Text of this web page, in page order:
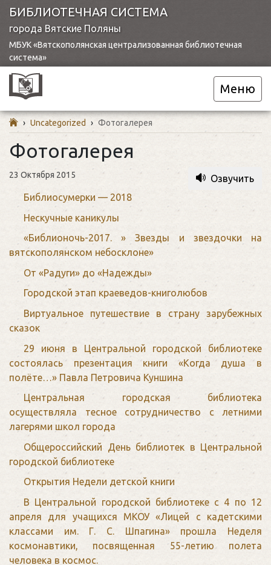
БИБЛИОТЕЧНАЯ СИСТЕМА
города Вятские Поляны
МБУК «Вятскополянская централизованная библиотечная
система»
Меню
› Uncategorized › Фотогалерея
Фотогалерея
23 Октября 2015
Озвучить
Библиосумерки — 2018
Нескучные каникулы
«Библионочь-2017. » Звезды и звездочки на
вятскополянском небосклоне»
От «Радуги» до «Надежды»
Городской этап краеведов-книголюбов
Виртуальное путешествие в страну зарубежных
сказок
29 июня в Центральной городской библиотеке
состоялась презентация книги «Когда душа в
полёте…» Павла Петровича Куншина
Центральная городская библиотека
осуществляла тесное сотрудничество с летними
лагерями школ города
Общероссийский День библиотек в Центральной
городской библиотеке
Открытия Недели детской книги
В Центральной городской библиотеке с 4 по 12
апреля для учащихся МКОУ «Лицей с кадетскими
классами им. Г. С. Шпагина» прошла Неделя
космонавтики, посвященная 55-летию полета
человека в космос.